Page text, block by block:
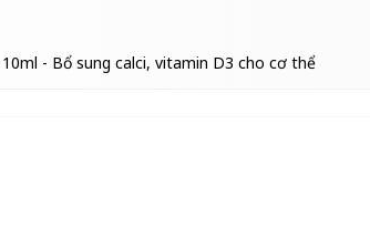
- Bổ sung calci, vitamin D3 cho cơ thể